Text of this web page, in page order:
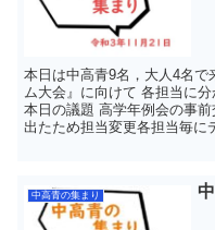
本日は中高青9名，大人4名
ム大会』に向けて 各担当に
本日の議題 高学年例会の事
出たため担当変更各担当毎に
中高青の集まり